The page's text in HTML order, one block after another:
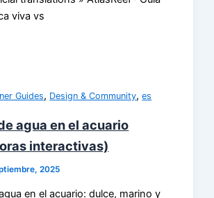
viva vs
Guides, Design & Community,es
agua en el acuario
interactivas)
2025
en el acuario: dulce, marino y